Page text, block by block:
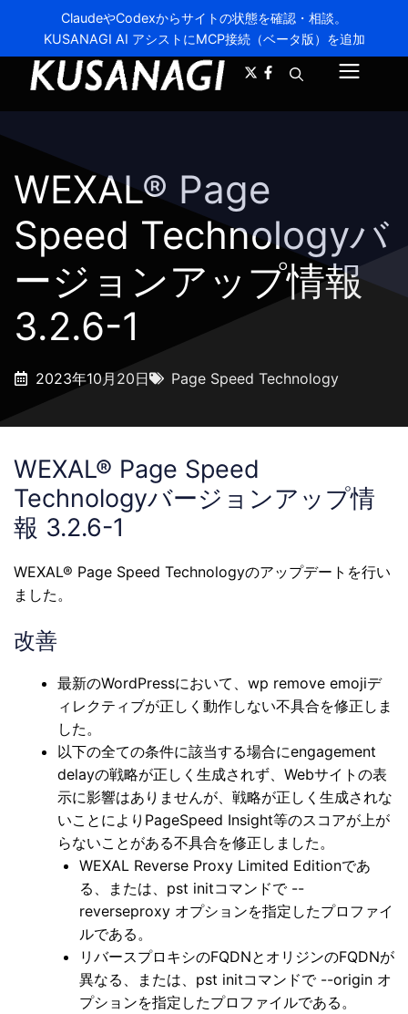
ClaudeやCodexからサイトの状態を確認・相談。
KUSANAGI AI アシストにMCP接続（ベータ版）を追加
ニ
WEXAL® Page
Speed Technologyバ
ージョンアップ情報
3.2.6-1
2023年10月20日 Page Speed Technology
WEXAL® Page Speed
Technologyバージョンアップ情
報 3.2.6-1
WEXAL® Page Speed Technologyのアップデートを行い
ました。
改善
最新のWordPressにおいて、wp remove emojiデ
ィレクティブが正しく動作しない不具合を修正しま
した。
以下の全ての条件に該当する場合にengagement
delayの戦略が正しく生成されず、Webサイトの表
示に影響はありませんが、戦略が正しく生成されな
いことによりPageSpeed Insight等のスコアが上が
らないことがある不具合を修正しました。
WEXAL Reverse Proxy Limited Editionであ
る、または、pst initコマンドで --
reverseproxy オプションを指定したプロファイ
ルである。
リバースプロキシのFQDNとオリジンのFQDNが
異なる、または、pst initコマンドで --origin オ
プションを指定したプロファイルである。
A- A+